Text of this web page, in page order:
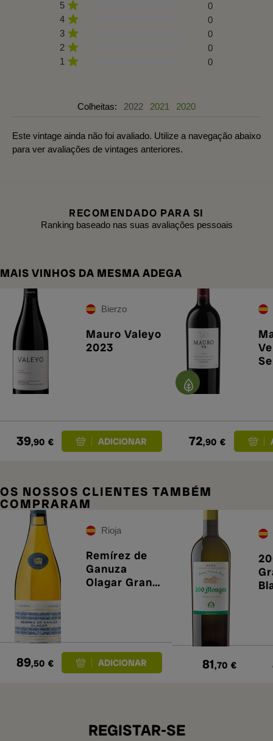
5
0
4
0
3
0
2
0
1
0
Colheitas: 2022 2021 2020
Este vintage ainda não foi avaliado. Utilize a navegação abaixo
para ver avaliações de vintages anteriores.
RECOMENDADO PARA SI
Ranking baseado nas suas avaliações pessoais
MAIS VINHOS DA MESMA ADEGA
Bierzo
Mauro Valeyo
2023
39,90 € 72,90 €
OS NOSSOS CLIENTES TAMBÉM
COMPRARAM
Rioja
Remírez de
Ganuza
Olagar Gran
89,50 € 81,70 €
REGISTAR-SE